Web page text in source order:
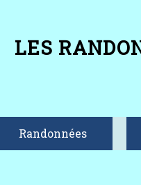
LES
Randonnées